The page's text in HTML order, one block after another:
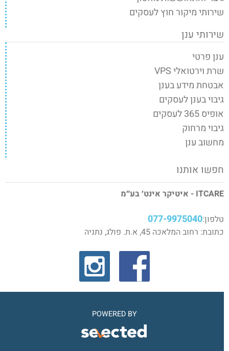
שירותי מיקור חוץ לעסקים
שירותי ענן
ענן פרטי
שרת וירטואלי VPS
אבטחת מידע בענן
גיבוי בענן לעסקים
אופיס 365 לעסקים
גיבוי מרחוק
מחשוב ענן
חפשו אותנו
ITCARE - איטיקר אינט׳ בע״מ
טלפון:077-9975040
כתובת: רחוב המלאכה 45, א.ת. פולג, נתניה
POWERED BY